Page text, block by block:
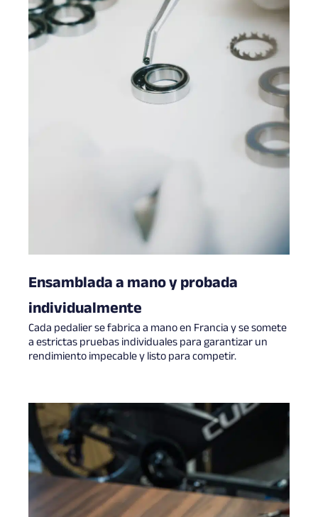
Ensamblada a mano y probada
individualmente
Cada pedalier se fabrica a mano en Francia y se somete
a estrictas pruebas individuales para garantizar un
rendimiento impecable y listo para competir.